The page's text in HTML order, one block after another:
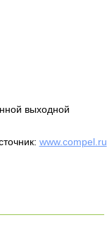
выходной
www.compel.ru